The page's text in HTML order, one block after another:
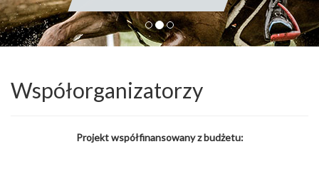
Współorganizatorzy
Projekt współfinansowany z budżetu: